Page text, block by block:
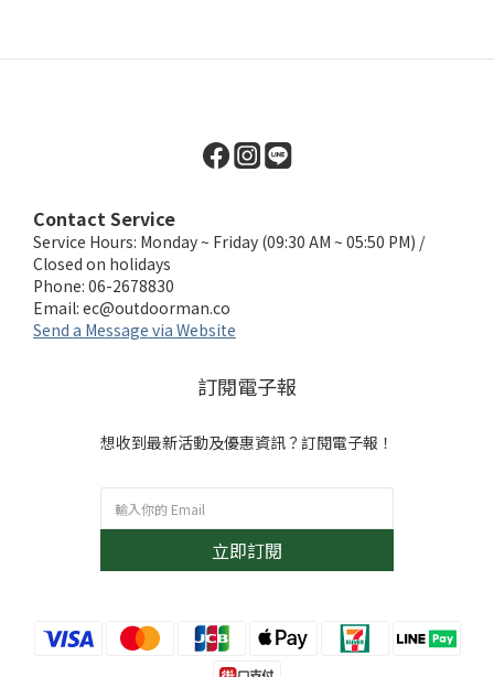
Contact Service
Service Hours: Monday ~ Friday (09:30 AM ~ 05:50 PM) /
Closed on holidays
Phone: 06-2678830
Email: ec@outdoorman.co
Send a Message via Website
訂閱電子報
想收到最新活動及優惠資訊？訂閱電子報！
立即訂閱